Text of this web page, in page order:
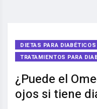
DIETAS PARA DIABÉTICOS
TRATAMIENTOS PARA
¿Puede el
ojos si tiene